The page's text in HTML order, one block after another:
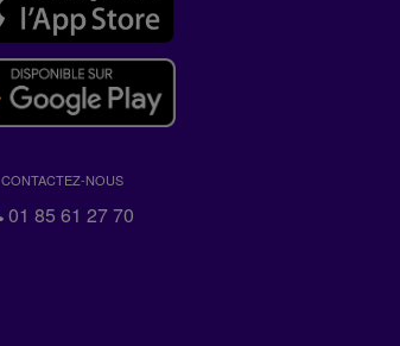
CONTACTEZ-NOUS
01 85 61 27 70